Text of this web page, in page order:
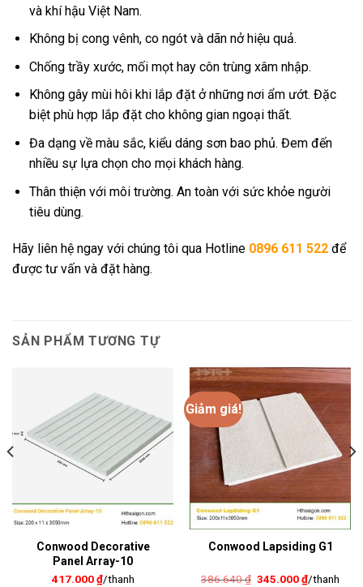
và khí hậu Việt Nam.
Không bị cong vênh, co ngót và dãn nở hiệu quả.
Chống trầy xước, mối mọt hay côn trùng xâm nhập.
Không gây mùi hôi khi lắp đặt ở những nơi ẩm ướt. Đặc
biệt phù hợp lắp đặt cho không gian ngoại thất.
Đa dạng về màu sắc, kiểu dáng sơn bao phủ. Đem đến
nhiều sự lựa chọn cho mọi khách hàng.
Thân thiện với môi trường. An toàn với sức khỏe người
tiêu dùng.
Hãy liên hệ ngay với chúng tôi qua Hotline 0896 611 522 để
được tư vấn và đặt hàng.
SẢN PHẨM TƯƠNG TỰ
Conwood Decorative
Panel Array-10
417.000₫/thanh
Giảm giá!
Conwood Lapsiding G1
386.640₫ Giá
345.000₫Giá
/thanh